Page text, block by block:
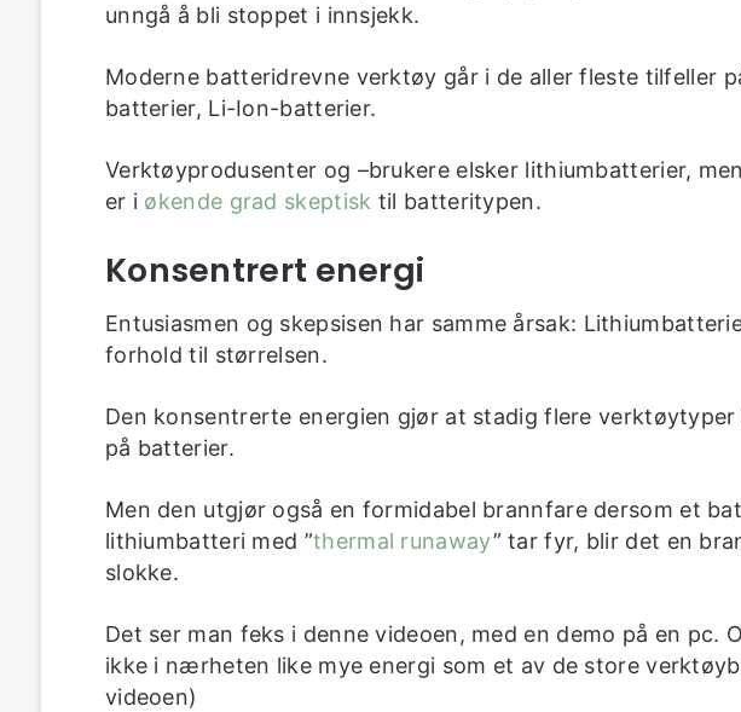
unngå å bli stoppet i innsjekk.
Moderne batteridrevne verktøy går i de aller fleste tilfeller
batterier, Li-Ion-batterier.
Verktøyprodusenter og –brukere elsker lithiumbatterier,
er i økende grad skeptisk til batteritypen.
Konsentrert energi
Entusiasmen og skepsisen har samme årsak:
forhold til størrelsen.
Den konsentrerte energien gjør at stadig flere
på batterier.
Men den utgjør også en formidabel brannfare dersom et
lithiumbatteri med ”thermal runaway” tar fyr, blir det en
slokke.
Det ser man feks i denne videoen, med en demo på en pc.
ikke i nærheten like mye energi som et av de store
videoen)